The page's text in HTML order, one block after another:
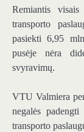
Remiantis
transporto
pasiekti 6,95
pusėje nėra
svyravimų.
VTU Valmiera
negalės
transporto